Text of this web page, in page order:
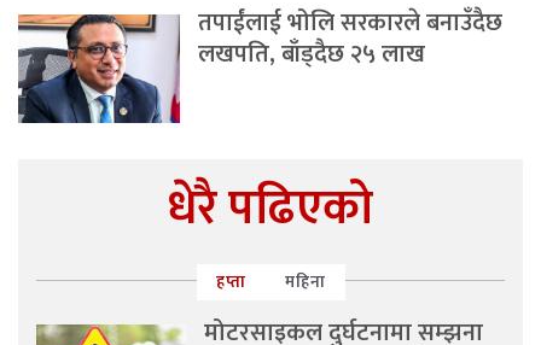
तपाईंलाई भोलि सरकारले बनाउँदैछ
लखपति, बाँड्दैछ २५ लाख
धेरै पढिएको
हप्ता महिना
मोटरसाइकल दुर्घटनामा सम्झना